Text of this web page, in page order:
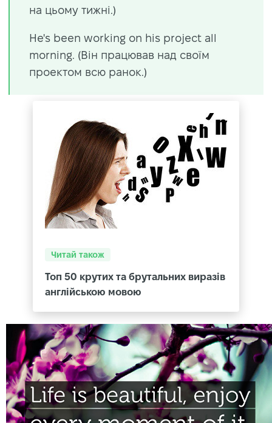
на цьому тижні.)
He's been working on his project all
morning. (Він працював над своїм
проектом всю ранок.)
Читай також
Топ 50 крутих та брутальних виразів
англійською мовою